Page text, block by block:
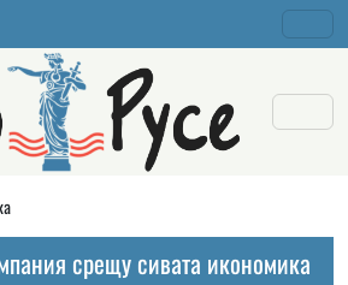
срещу сивата икономика